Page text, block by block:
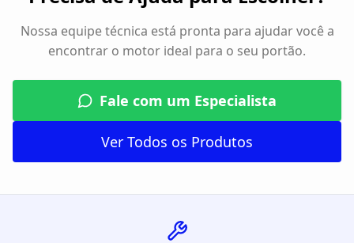
Nossa equipe técnica está pronta para ajudar você a
encontrar o motor ideal para o seu portão.
Fale com um Especialista
Ver Todos os Produtos